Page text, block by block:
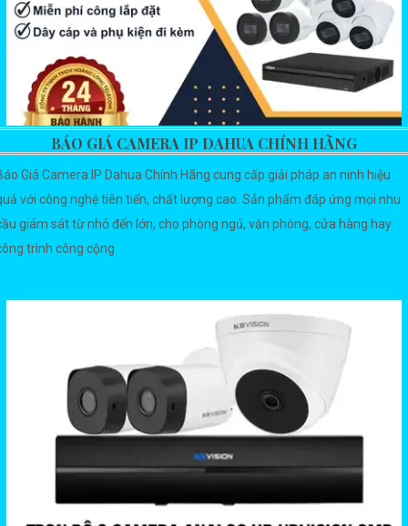
BÁO GIÁ CAMERA IP DAHUA CHÍNH HÃNG
Giá Camera IP Dahua Chính Hãng cung cấp giải pháp an ninh hiệu
với công nghệ tiên tiến, chất lượng cao. Sản phẩm đáp ứng mọi nhu
giám sát từ nhỏ đến lớn, cho phòng ngủ, văn phòng, cửa hàng hay
trình công cộng